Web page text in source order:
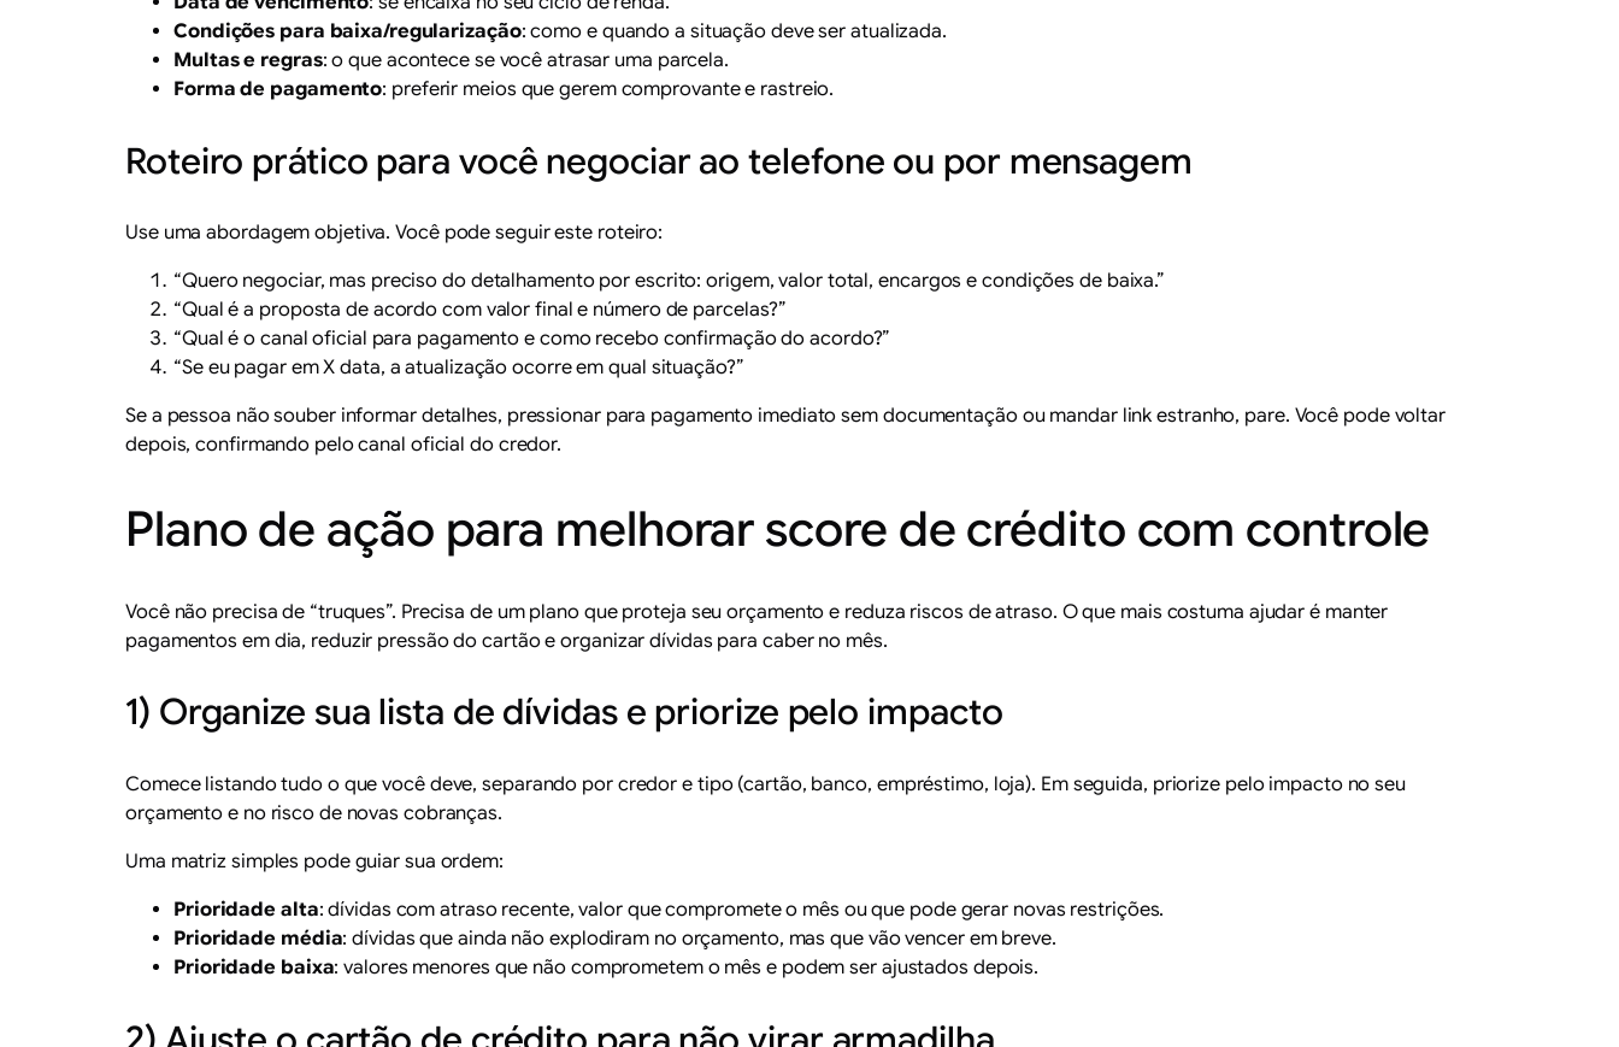
Condições para baixa/regularização: como e quando a situação deve ser atualizada.
Multas e regras: o que acontece se você atrasar uma parcela.
Forma de pagamento: preferir meios que gerem comprovante e rastreio.
Roteiro prático para você negociar ao telefone ou por mensagem
Use uma abordagem objetiva. Você pode seguir este roteiro:
“Quero negociar, mas preciso do detalhamento por escrito: origem, valor total, encargos e condições de baixa.”
“Qual é a proposta de acordo com valor final e número de parcelas?”
“Qual é o canal oficial para pagamento e como recebo confirmação do acordo?”
“Se eu pagar em X data, a atualização ocorre em qual situação?”
Se a pessoa não souber informar detalhes, pressionar para pagamento imediato sem documentação ou mandar link estranho, pare. Você pode voltar
depois, confirmando pelo canal oficial do credor.
Plano de ação para melhorar score de crédito com controle
Você não precisa de “truques”. Precisa de um plano que proteja seu orçamento e reduza riscos de atraso. O que mais costuma ajudar é manter
pagamentos em dia, reduzir pressão do cartão e organizar dívidas para caber no mês.
1) Organize sua lista de dívidas e priorize pelo impacto
Comece listando tudo o que você deve, separando por credor e tipo (cartão, banco, empréstimo, loja). Em seguida, priorize pelo impacto no seu
orçamento e no risco de novas cobranças.
Uma matriz simples pode guiar sua ordem:
Prioridade alta: dívidas com atraso recente, valor que compromete o mês ou que pode gerar novas restrições.
Prioridade média: dívidas que ainda não explodiram no orçamento, mas que vão vencer em breve.
Prioridade baixa: valores menores que não comprometem o mês e podem ser ajustados depois.